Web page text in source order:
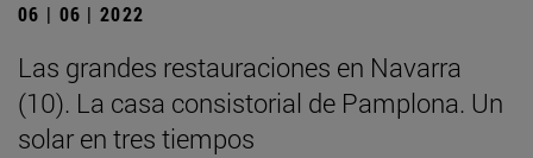
06 | 06 | 2022
Las grandes restauraciones en Navarra
(10). La casa consistorial de Pamplona. Un
solar en tres tiempos